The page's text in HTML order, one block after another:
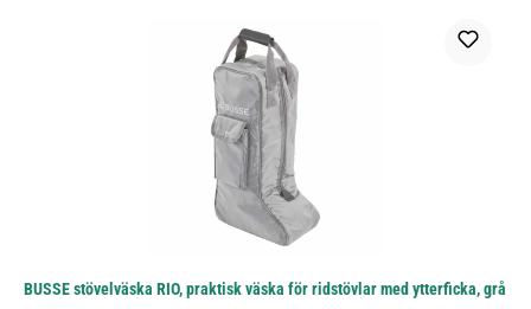
BUSSE stövelväska RIO, praktisk väska för ridstövlar med ytterficka, grå